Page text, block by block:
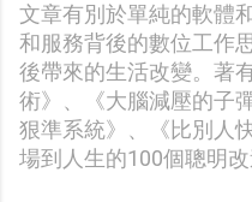
文章有別於單純的軟體
和服務背後的數位工作
後帶來的生活改變。著
術》、《大腦減壓的子
狠準系統》、《比別人
場到人生的100個聰明